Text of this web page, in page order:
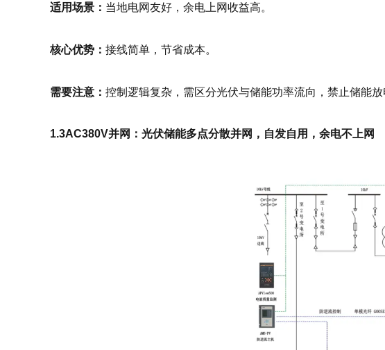
适用场景： 当地电网友好，余电上网收益高。
核心优势： 接线简单，节省成本。
需要注意： 控制逻辑复杂，需区分光伏与储能功率流向，禁止储能放
1.3AC380V并网：光伏储能多点分散并网，自发自用，余电不上网